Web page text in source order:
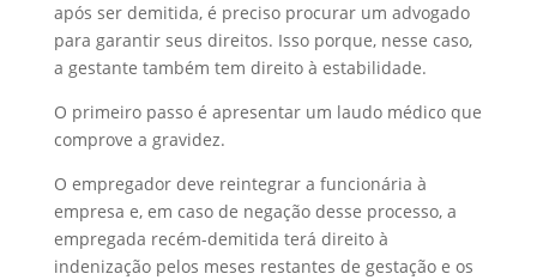
após ser demitida, é preciso procurar um advogado
para garantir seus direitos. Isso porque, nesse caso,
a gestante também tem direito à estabilidade.
O primeiro passo é apresentar um laudo médico que
comprove a gravidez.
O empregador deve reintegrar a funcionária à
empresa e, em caso de negação desse processo, a
empregada recém-demitida terá direito à
indenização pelos meses restantes de gestação e os